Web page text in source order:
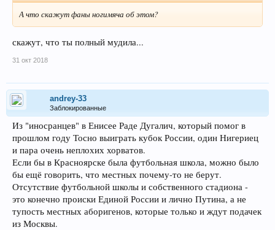
А что скажут фаны ногимяча об этом?
скажут, что ты полный мудила...
31 окт 2018
andrey-33
Заблокированные
Из "иносранцев" в Енисее Раде Дугалич, который помог в
прошлом году Тосно выиграть кубок России, один Нигериец
и пара очень неплохих хорватов.
Если бы в Красноярске была футбольная школа, можно было
бы ещё говорить, что местных почему-то не берут.
Отсутствие футбольной школы и собственного стадиона -
это конечно происки Единой России и лично Путина, а не
тупость местных аборигенов, которые только и ждут подачек
из Москвы.